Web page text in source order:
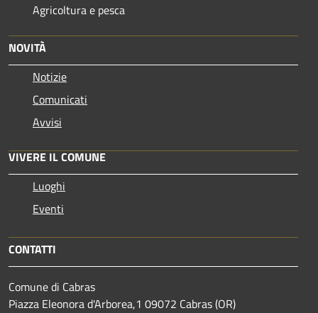
Agricoltura e pesca
NOVITÀ
Notizie
Comunicati
Avvisi
VIVERE IL COMUNE
Luoghi
Eventi
CONTATTI
Comune di Cabras
Piazza Eleonora d'Arborea,1 09072 Cabras (OR)